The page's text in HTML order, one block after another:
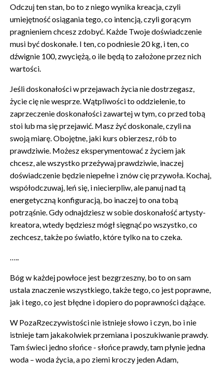
Odczuj ten stan, bo to z niego wynika kreacja, czyli
umiejętność osiągania tego, co intencją, czyli gorącym
pragnieniem chcesz zdobyć. Każde Twoje doświadczenie
musi być doskonałe. I ten, co podniesie 20 kg, i ten, co
dźwignie 100, zwyciężą, o ile będą to założone przez nich
wartości.
Jeśli doskonałości w przejawach życia nie dostrzegasz,
życie cię nie wesprze. Wątpliwości to oddzielenie, to
zaprzeczenie doskonałości zawartej w tym, co przed tobą
stoi lub ma się przejawić. Masz żyć doskonale, czyli na
swoją miarę. Obojętne, jaki kurs obierzesz, rób to
prawdziwie. Możesz eksperymentować z życiem jak
chcesz, ale wszystko przeżywaj prawdziwie, inaczej
doświadczenie będzie niepełne i znów cię przywoła. Kochaj,
współodczuwaj, leń się, i niecierpliw, ale panuj nad tą
energetyczną konfiguracją, bo inaczej to ona tobą
potrząśnie. Gdy odnajdziesz w sobie doskonałość artysty-
kreatora, wtedy będziesz mógł sięgnąć po wszystko, co
zechcesz, także po światło, które tylko na to czeka.
Bóg w każdej powłoce jest bezgrzeszny, bo to on sam
ustala znaczenie wszystkiego, także tego, co jest poprawne,
jak i tego, co jest błędne i dopiero do poprawności dążące.
W PozaRzeczywistości nie istnieje słowo i czyn, bo i nie
istnieje tam jakakolwiek przemiana i poszukiwanie prawdy.
Tam świeci jedno słońce - słońce prawdy, tam płynie jedna
woda – woda życia, a po ziemi kroczy jeden Adam,